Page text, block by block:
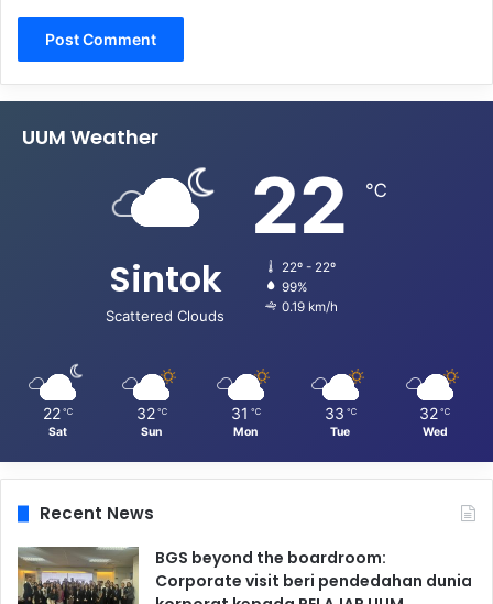
UUM Weather
Sintok
Scattered Clouds
22 ℃
22º - 22º
99%
0.19 km/h
22 ℃
Sat
32 ℃
Sun
31 ℃
Mon
33 ℃
Tue
32 ℃
Wed
Recent News
BGS beyond the boardroom:
Corporate visit beri pendedahan dunia